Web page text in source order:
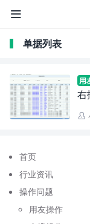

单据列表
用
右

首页
行业资讯
操作问题
用友操作